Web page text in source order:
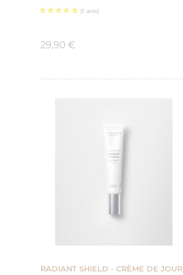
29,90 €
RADIANT SHIELD - CRÈME DE JOUR